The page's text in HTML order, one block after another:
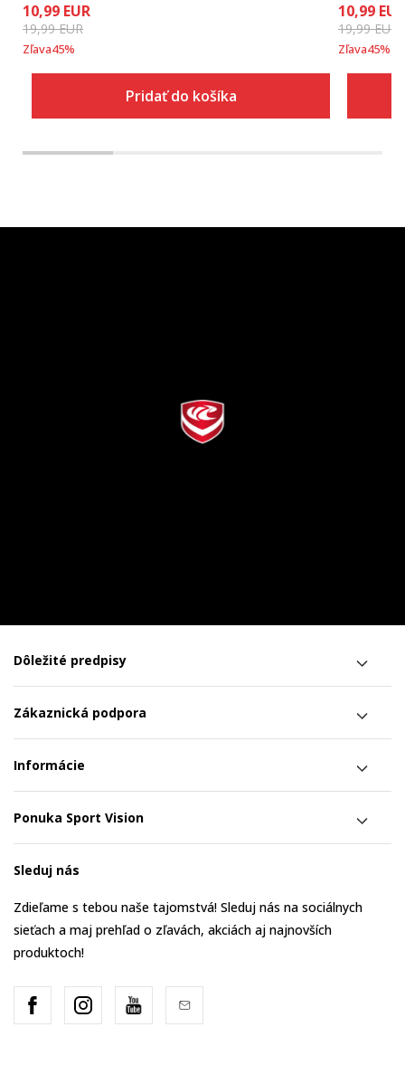
10,99 EUR
19,99EUR
Zľava45%
Pridať do košíka
10,99 EUR
19,99EUR
Zľava45%
Dôležité predpisy
Zákaznická podpora
Informácie
Ponuka Sport Vision
Sleduj nás
Zdieľame s tebou naše tajomstvá! Sleduj nás na sociálnych
sieťach a maj prehľad o zľavách, akciách aj najnovších
produktoch!